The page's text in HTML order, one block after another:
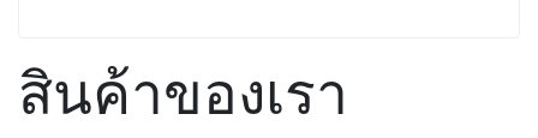
สินค้าของเรา